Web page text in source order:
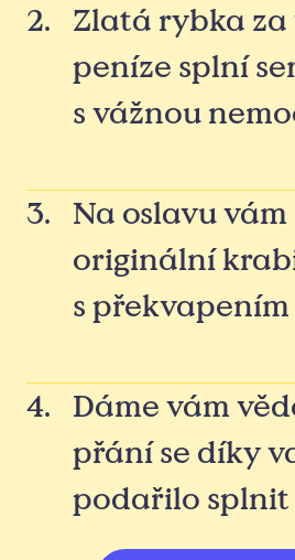
2.
Zlatá rybka
peníze splní
s vážnou
3.
Na oslavu
originální
s
4.
Dáme vám
přání se díky
podařilo splnit